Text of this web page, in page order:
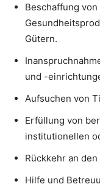
Beschaffung
Gütern.
und -
Aufsuchen von
Erfüllung von
institutionellen
Rückkehr an
Hilfe und